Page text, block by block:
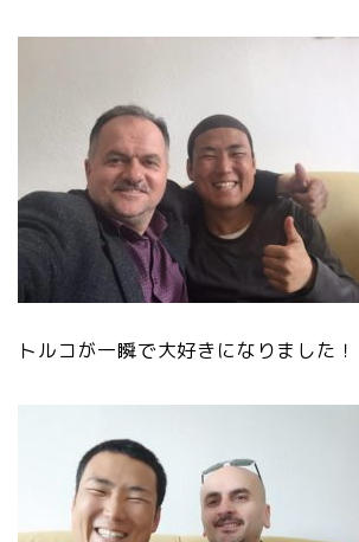
トルコが一瞬で大好きになりました！